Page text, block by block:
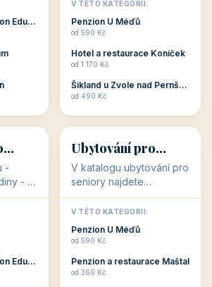
Restaurace a penzion Eduard
cenově dostupné
ubytování v ČR. Budete
c...
V TÉTO KATEGORII:
Penzion U Méďů
od 590 Kč
Hotel a restaurace Koníček
od 1 170 Kč
Šikland u Zvole nad Pernštejnem
od 490 Kč
-
-
Restaurace a penzion Eduard
🧓
🧓
33 objektů
Ubytování pro
seniory
V katalogu ubytování pro
seniory najdete
penziony a hotely, které
jsou přizpůsobeny pro
ubytování klientů vyššího
věku. Některé z nich
V TÉTO KATEGORII:
Penzion U Méďů
od 590 Kč
Penzion a restaurace Maštal
od 360 Kč